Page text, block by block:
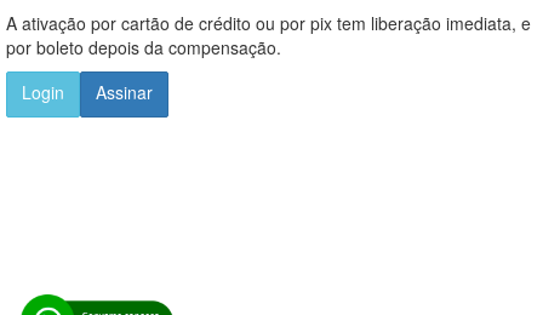
A ativação por cartão de crédito ou por pix tem liberação imediata, e
por boleto depois da compensação.
Login
Assinar